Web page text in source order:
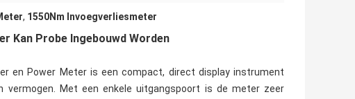
, 1550Nm Invoegverliesmeter
Kan Probe Ingebouwd Worden
en Power Meter is een compact, direct display instrument
Met een enkele uitgangspoort is de meter zeer